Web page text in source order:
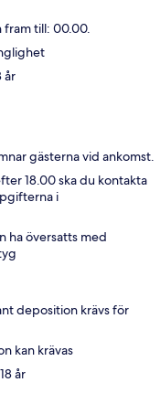
fram till: 00.00.
år
gästerna vid ankomst.
18.00 ska du kontakta
i
ha översatts med
deposition krävs för
kan krävas
år